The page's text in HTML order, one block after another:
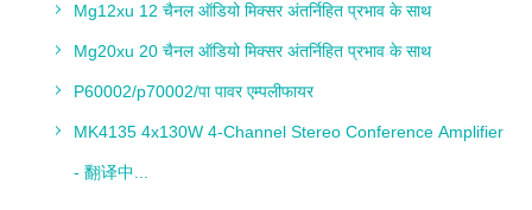
Mg12xu 12 चैनल ऑडियो मिक्सर अंतर्निहित प्रभाव के साथ
Mg20xu 20 चैनल ऑडियो मिक्सर अंतर्निहित प्रभाव के साथ
P60002/p70002/पा पावर एम्पलीफायर
MK4135 4x130W 4-Channel Stereo Conference Amplifier
- 翻译中...